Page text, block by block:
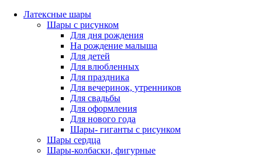
Латексные шары
Шары с рисунком
Для дня рождения
На рождение малыша
Для детей
Для влюбленных
Для праздника
Для вечеринок, утренников
Для свадьбы
Для оформления
Для нового года
Шары- гиганты с рисунком
Шары сердца
Шары-колбаски, фигурные